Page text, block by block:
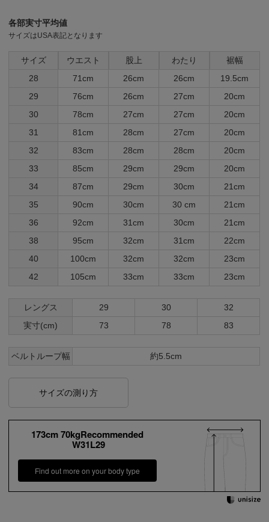
各部実寸平均値
サイズはUSA表記となります
サイズ ウエスト 股上 わたり
裾幅
28
71cm 26cm 26cm
19.5cm
29
76cm 26cm 27cm
20cm
30
78cm 27cm 27cm
20cm
31
81cm 28cm 27cm
20cm
32
83cm 28cm 28cm
20cm
33
85cm 29cm 29cm
20cm
34
87cm 29cm 30cm
21cm
35
90cm 30cm 30 cm
21cm
36
92cm 31cm 30cm
21cm
38
95cm 32cm 31cm
22cm
40
100cm 32cm 32cm
23cm
42
105cm 33cm 33cm 23cm
レングス 29 30
32
実寸(cm)
73 78 83
ベルトループ幅 約5.5cm
サイズの測り方
173cm 70kgRecommended
W31L29
Find out more on your body type